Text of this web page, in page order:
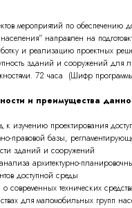
мероприятий по обеспечению
направлен на
и реализацию проектных
зданий и сооружений для
72 часа (Шифр
и преимущества
к изучению проектирования
правовой базы,
зданий и сооружений
архитектурно-
доступной среды
современных технических
для маломобильных групп